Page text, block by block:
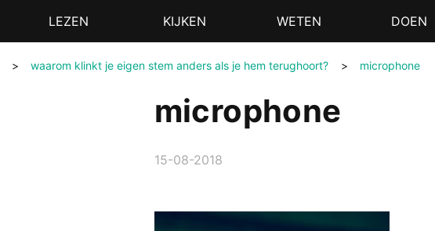
MenuLEZEN KIJKEN WETEN DOEN
> waarom klinkt je eigen stem anders als je hem terughoort? > microphone
microphone
15-08-2018